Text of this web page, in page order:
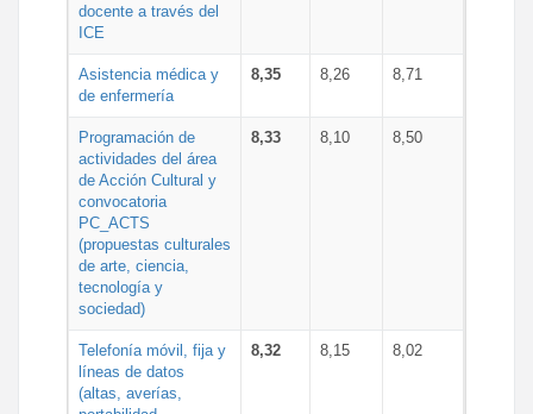
docente a través del
ICE
Asistencia médica y
de enfermería
8,35 8,26 8,71
Programación de
actividades del área
de Acción Cultural y
convocatoria
PC_ACTS
(propuestas culturales
de arte, ciencia,
tecnología y
sociedad)
8,33 8,10 8,50
Telefonía móvil, fija y
líneas de datos
(altas, averías,
8,32 8,15 8,02